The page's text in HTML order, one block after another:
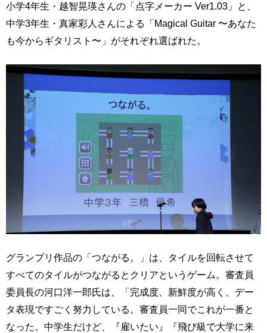
小学4年生・越智晃瑛さんの「点字メーカー Ver1.03」と、
中学3年生・真家彩人さんによる「Magical Guitar 〜あなた
も今からギタリスト〜」がそれぞれ選ばれた。
グランプリ作品の「つながる。」は、タイルを回転させて
すべてのタイルがつながるとクリアというゲーム。審査員
委員長の河口洋一郎氏は、「完成度、新鮮度が高く、デー
タ表現ですごく努力している。審査員一同でこれが一番と
なった。中学生だけど、『雇いたい』『飛び級で大学に来